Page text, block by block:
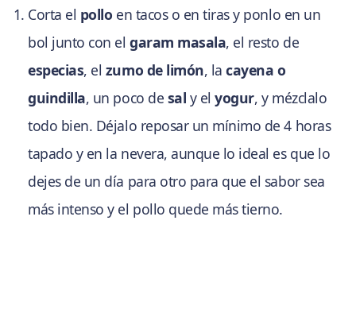
Corta el pollo en tacos o en tiras y ponlo en un
bol junto con elgaram masala, el resto de
especias, el zumo de limón, lacayena o
guindilla, un poco de sal y elyogur, y mézclalo
todo bien. Déjalo reposar un mínimo de 4 horas
tapado y en la nevera, aunque lo ideal es que lo
dejes de un día para otro para que el sabor sea
más intenso y el pollo quede más tierno.